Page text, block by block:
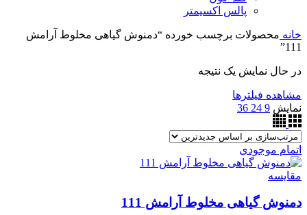
پالس اکسیمتر
خانه محصولات برچسب خورده “دمنوش گیاهی مخلوط آرامش
111”
در حال نمایش یک نتیجه
مشاهده فیلترها
نمایش 9
24
36
اتمام موجودی
مقایسه
دمنوش گیاهی مخلوط آرامش 111